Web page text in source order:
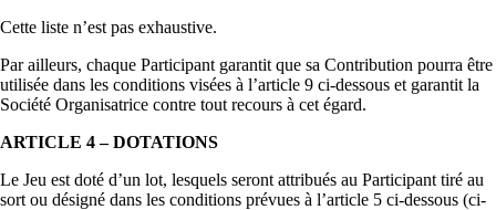
Cette liste n’est pas exhaustive.
Par ailleurs, chaque Participant garantit que sa Contribution pourra être
utilisée dans les conditions visées à l’article 9 ci-dessous et garantit la
Société Organisatrice contre tout recours à cet égard.
ARTICLE 4 – DOTATIONS
Le Jeu est doté d’un lot, lesquels seront attribués au Participant tiré au
sort ou désigné dans les conditions prévues à l’article 5 ci-dessous (ci-